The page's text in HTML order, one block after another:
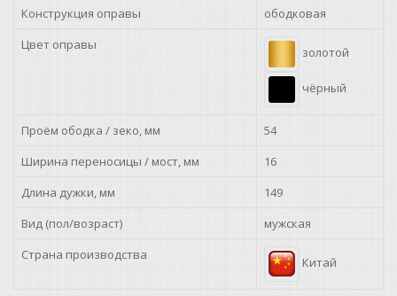
Конструкция оправы
ободковая
Цвет оправы
золотой
чёрный
Проём ободка / зеко, мм
54
Ширина переносицы / мост, мм
16
Длина дужки, мм
149
Вид (пол/возраст)
мужская
Страна производства
Китай